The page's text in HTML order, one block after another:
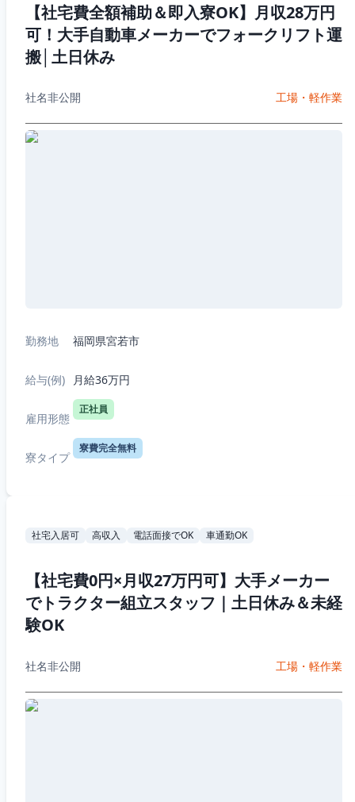
【社宅費全額補助＆即入寮OK】月収28万円
可！大手自動車メーカーでフォークリフト運
搬│土日休み
社名非公開 工場・軽作業
勤務地 福岡県宮若市
給与(例) 月給36万円
雇用形態
正社員
寮タイプ
寮費完全無料
社宅入居可 高収入 電話面接でOK 車通勤OK
【社宅費0円×月収27万円可】大手メーカー
でトラクター組立スタッフ｜土日休み＆未経
験OK
社名非公開 工場・軽作業